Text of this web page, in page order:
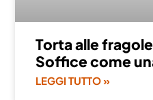
Torta alle
Soffice come
LEGGI TUTTO »